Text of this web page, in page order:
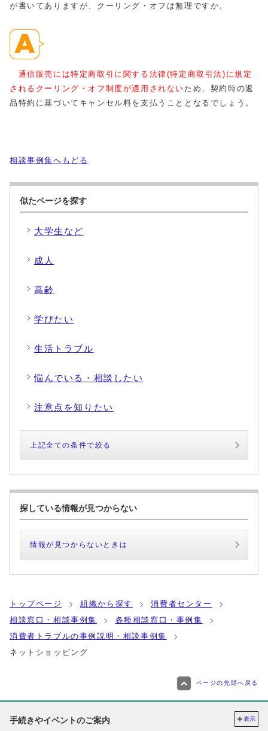
が書いてありますが、クーリング・オフは無理ですか。
通信販売には特定商取引に関する法律(特定商取引法)に規定
されるクーリング・オフ制度が適用されない ため、契約時の返
品特約に基づいてキャンセル料を支払うこととなるでしょう。
相談事例集へもどる
似たページを探す
大学生など
成人
高齢
学びたい
生活トラブル
悩んでいる・相談したい
注意点を知りたい
上記全ての条件で絞る
探している情報が見つからない
情報が見つからないときは
トップページ 組織から探す
消費者センター
相談窓口・相談事例集
各種相談窓口・事例集
消費者トラブルの事例説明・相談事例集
ネットショッピング
ページの先頭へ戻る
手続きやイベントのご案内 表示